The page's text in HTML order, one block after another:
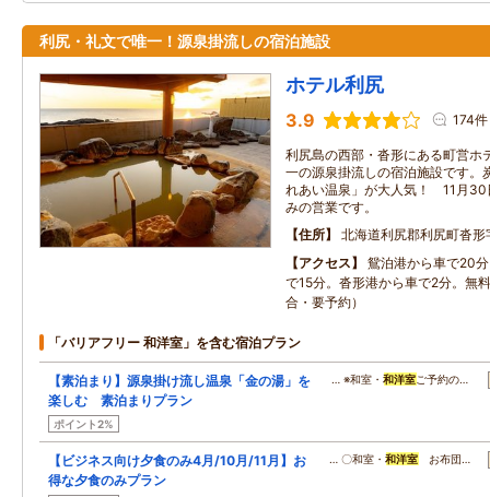
利尻・礼文で唯一！源泉掛流しの宿泊施設
ホテル利尻
3.9 174件
利尻島の西部・沓形にある町営ホ
一の源泉掛流しの宿泊施設です。
れあい温泉」が大人気！ 11月30
みの営業です。
住所
北海道利尻郡利尻町沓
アクセス
鴛泊港から車で20
で15分。沓形港から車で2分。無
合・要予約）
「バリアフリー 和洋室」を含む宿泊プラン
【素泊まり】源泉掛け流し温泉「金の湯」を
楽しむ 素泊まりプラン
ポイント2%
… ※和室・和洋室ご予約の…
【ビジネス向け夕食のみ4月/10月/11月】お
得な夕食のみプラン
… 〇和室・和洋室 お布団…